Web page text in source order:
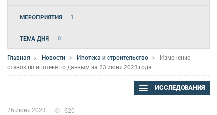
МЕРОПРИЯТИЯ 1
ТЕМА ДНЯ 0
Главная Новости Ипотека и строительство
Изменение
ставок по ипотеке по данным на 23 июня 2023 года
ИССЛЕДОВАНИЯ
26 июня 2023 620